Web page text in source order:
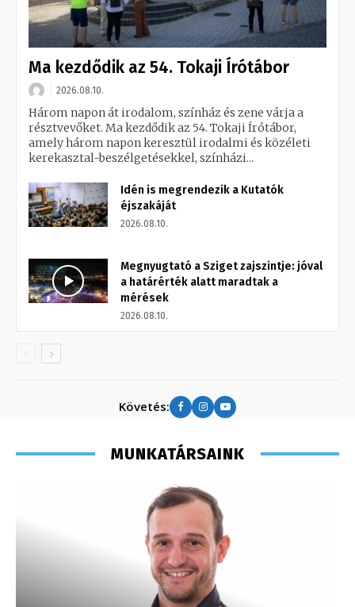
Ma kezdődik az 54. Tokaji Írótábor
2026.08.10.
Három napon át irodalom, színház és zene várja a
résztvevőket. Ma kezdődik az 54. Tokaji Írótábor,
amely három napon keresztül irodalmi és közéleti
kerekasztal-beszélgetésekkel, színházi...
Idén is megrendezik a Kutatók
éjszakáját
2026.08.10.
Megnyugtató a Sziget zajszintje: jóval
a határérték alatt maradtak a
mérések
2026.08.10.
Követés:
MUNKATÁRSAINK